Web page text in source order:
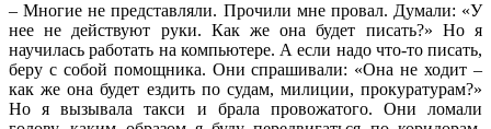
– Многие не представляли. Прочили мне провал. Думали: «У
нее не действуют руки. Как же она будет писать?» Но я
научилась работать на компьютере. А если надо что-то писать,
беру с собой помощника. Они спрашивали: «Она не ходит –
как же она будет ездить по судам, милиции, прокуратурам?»
Но я вызывала такси и брала провожатого. Они ломали